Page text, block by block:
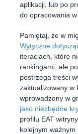
aplikacji, lub po
do opracowania
Pamiętaj, że w
Wytyczne
iteracjach, które
rankingami, ale
postrzega treści
zaktualizowany w
wprowadzony w
jako niezbędne
profilu EAT
kolejnym